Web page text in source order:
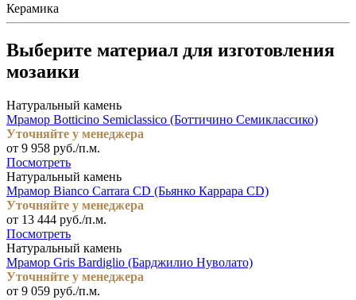
Керамика
Выберите материал для изготовления
мозаики
Натуральный камень
Мрамор Botticino Semiclassico (Боттичино Семиклассико)
Уточняйте у менеджера
от 9 958 руб./п.м.
Посмотреть
Натуральный камень
Мрамор Bianco Carrara CD (Бьянко Каррара СD)
Уточняйте у менеджера
от 13 444 руб./п.м.
Посмотреть
Натуральный камень
Мрамор Gris Bardiglio (Барджилио Нуволато)
Уточняйте у менеджера
от 9 059 руб./п.м.